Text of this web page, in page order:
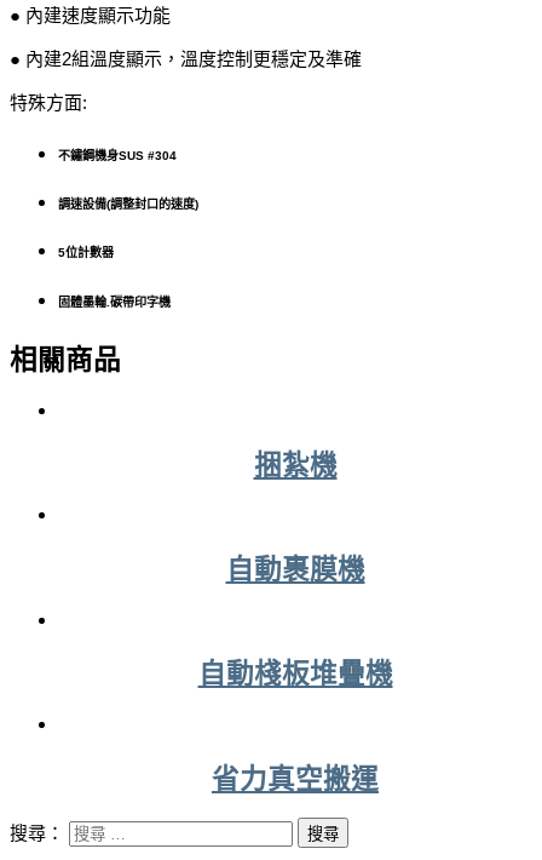
● 內建速度顯示功能
● 內建2組溫度顯示，溫度控制更穩定及準確
特殊方面:
不鏽鋼機身SUS #304
調速設備(調整封口的速度)
5位計數器
固體墨輪.碳帶印字機
相關商品
捆紮機
自動裹膜機
自動棧板堆疊機
省力真空搬運
搜尋：